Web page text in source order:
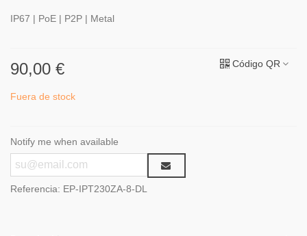
IP67 | PoE | P2P | Metal
90,00 € Código QR
Fuera de stock
Notify me when available
Referencia: EP-IPT230ZA-8-DL